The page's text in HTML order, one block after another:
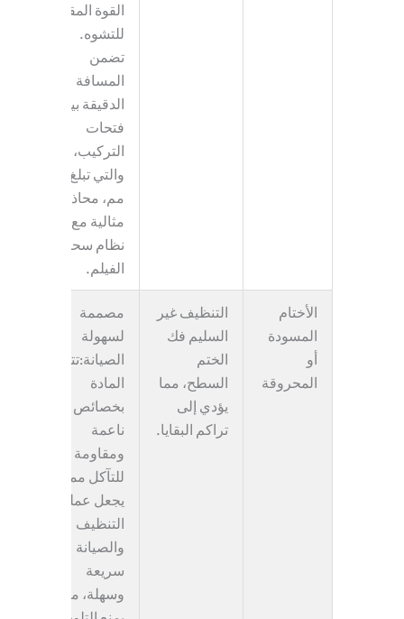
القوة المقاوم
للتشوه.
تضمن
المسافة
الدقيقة بين
فتحات
التركيب،
مم، محاذاة
مثالية مع
نظام سحب
الفيلم.
الأختام
المسودة
أو
المحروقة
التنظيف غير
السليم فك
الختم
السطح، مما
يؤدي إلى
تراكم البقايا.
مصممة
لسهولة
الصيانة:تتمتع
المادة
بخصائص
ناعمة
ومقاومة
للتآكل مما
يجعل عملية
التنظيف
والصيانة
سريعة
وسهلة، مما